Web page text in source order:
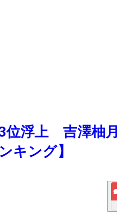
位浮上 吉澤柚
キング】